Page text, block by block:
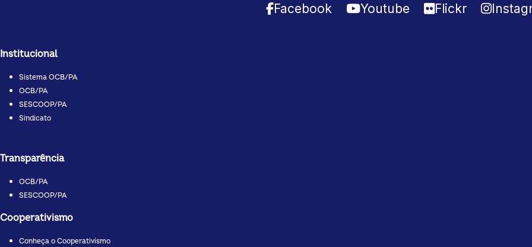
Facebook Youtube Flickr
Institucional
Sistema OCB/PA
OCB/PA
SESCOOP/PA
Sindicato
Transparência
OCB/PA
SESCOOP/PA
Cooperativismo
Conheça o Cooperativismo